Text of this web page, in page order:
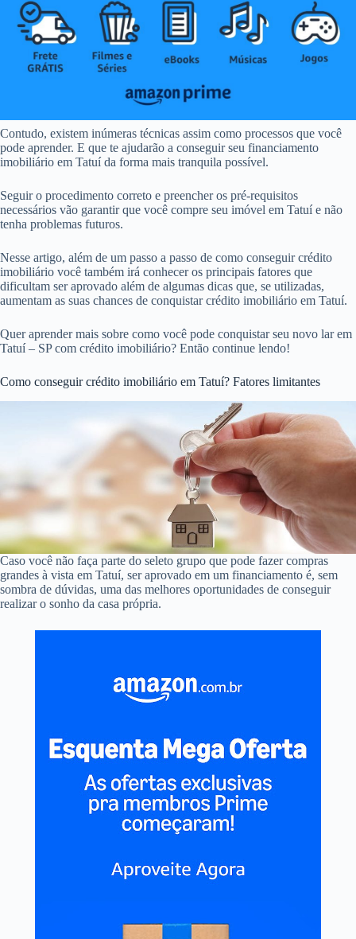
Contudo, existem inúmeras técnicas assim como processos que você
pode aprender. E que te ajudarão a conseguir seu financiamento
imobiliário em Tatuí da forma mais tranquila possível.
Seguir o procedimento correto e preencher os pré-requisitos
necessários vão garantir que você compre seu imóvel em Tatuí e não
tenha problemas futuros.
Nesse artigo, além de um passo a passo de como conseguir crédito
imobiliário você também irá conhecer os principais fatores que
dificultam ser aprovado além de algumas dicas que, se utilizadas,
aumentam as suas chances de conquistar crédito imobiliário em Tatuí.
Quer aprender mais sobre como você pode conquistar seu novo lar em
Tatuí – SP com crédito imobiliário? Então continue lendo!
Como conseguir crédito imobiliário em Tatuí? Fatores limitantes
Caso você não faça parte do seleto grupo que pode fazer compras
grandes à vista em Tatuí, ser aprovado em um financiamento é, sem
sombra de dúvidas, uma das melhores oportunidades de conseguir
realizar o sonho da casa própria.